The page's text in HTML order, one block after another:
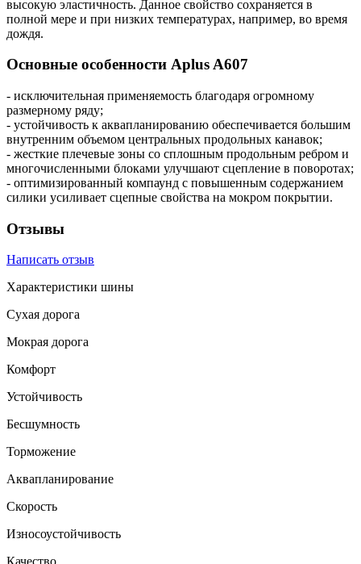
высокую эластичность. Данное свойство сохраняется в
полной мере и при низких температурах, например, во время
дождя.
Основные особенности Aplus A607
- исключительная применяемость благодаря огромному
размерному ряду;
- устойчивость к аквапланированию обеспечивается большим
внутренним объемом центральных продольных канавок;
- жесткие плечевые зоны со сплошным продольным ребром и
многочисленными блоками улучшают сцепление в поворотах;
- оптимизированный компаунд с повышенным содержанием
силики усиливает сцепные свойства на мокром покрытии.
Отзывы
Написать отзыв
Характеристики шины
Сухая дорога
Мокрая дорога
Комфорт
Устойчивость
Бесшумность
Торможение
Аквапланирование
Скорость
Износоустойчивость